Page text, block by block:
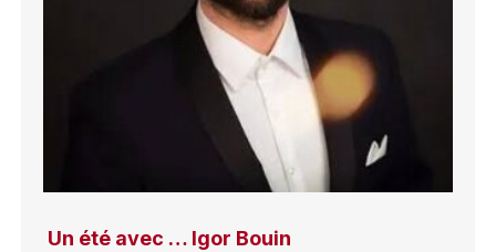
Un été avec … Igor Bouin